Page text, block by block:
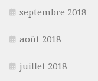
septembre 2018
août 2018
juillet 2018